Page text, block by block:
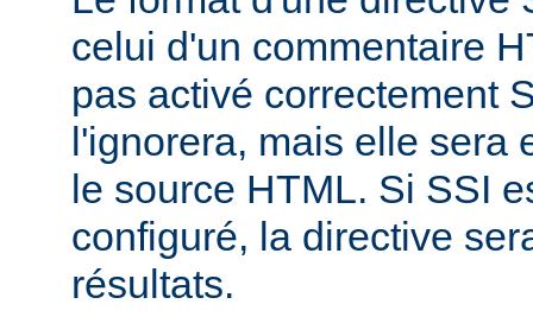
celui d'un commentaire
pas activé correctement
l'ignorera, mais elle sera
le source HTML. Si SSI
configuré, la directive
résultats.